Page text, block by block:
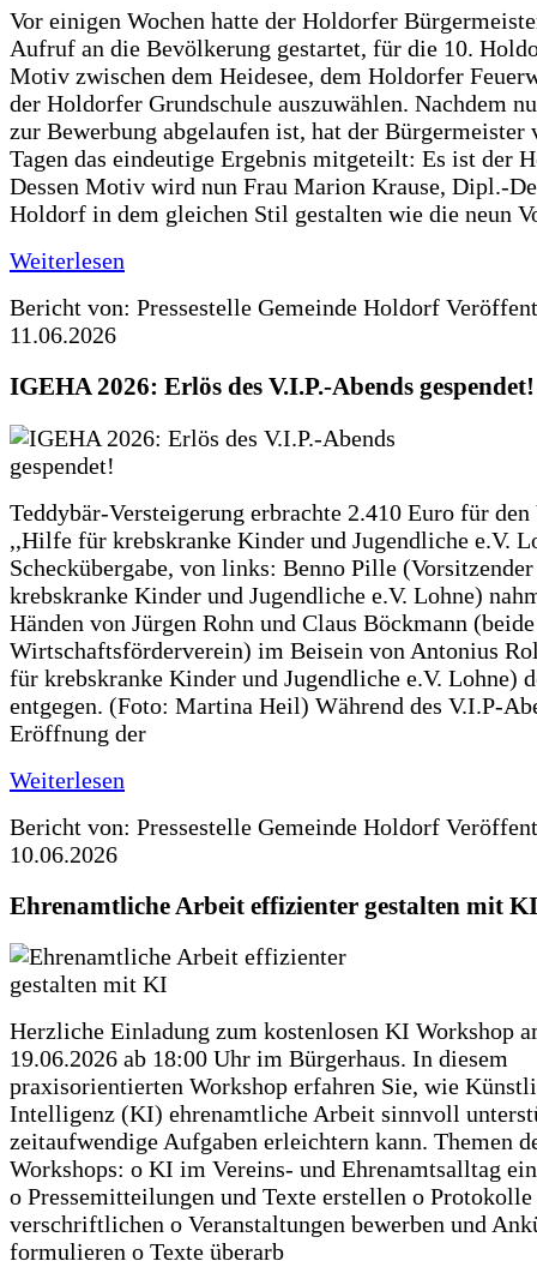
Vor einigen Wochen hatte der Holdorfer
Aufruf an die Bevölkerung gestartet, für die 10.
Motiv zwischen dem Heidesee, dem Holdorfer
der Holdorfer Grundschule auszuwählen. Nachdem
zur Bewerbung abgelaufen ist, hat der Bürgermeister
Tagen das eindeutige Ergebnis mitgeteilt: Es ist der
Dessen Motiv wird nun Frau Marion Krause, Dipl.-
Holdorf in dem gleichen Stil gestalten wie die neun
Weiterlesen
Bericht von: Pressestelle Gemeinde Holdorf
11.06.2026
IGEHA 2026: Erlös des V.I.P.-Abends gespendet!
Teddybär-Versteigerung erbrachte 2.410 Euro für den
,,Hilfe für krebskranke Kinder und Jugendliche e.V.
Scheckübergabe, von links: Benno Pille
krebskranke Kinder und Jugendliche e.V. Lohne)
Händen von Jürgen Rohn und Claus Böckmann
Wirtschaftsförderverein) im Beisein von Antonius
für krebskranke Kinder und Jugendliche e.V. Lohne)
entgegen. (Foto: Martina Heil) Während des V.I.P-
Eröffnung der
Weiterlesen
Bericht von: Pressestelle Gemeinde Holdorf
10.06.2026
Ehrenamtliche Arbeit effizienter gestalten mit KI
Herzliche Einladung zum kostenlosen KI Workshop
19.06.2026 ab 18:00 Uhr im Bürgerhaus. In diesem
praxisorientierten Workshop erfahren Sie, wie
Intelligenz (KI) ehrenamtliche Arbeit sinnvoll
zeitaufwendige Aufgaben erleichtern kann. Themen
Workshops: o KI im Vereins- und Ehrenamtsalltag
o Pressemitteilungen und Texte erstellen o
verschriftlichen o Veranstaltungen bewerben und
formulieren o Texte überarb